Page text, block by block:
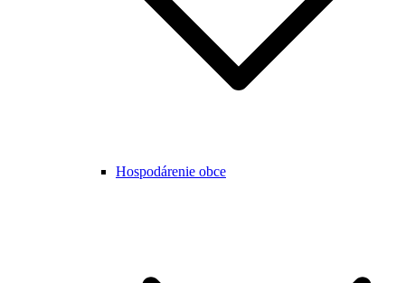
Hospodárenie obce